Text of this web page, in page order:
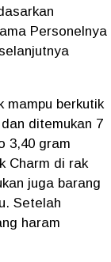
Personelnya
mampu berkutik
ditemukan 7
3,40 gram
Charm di rak
juga barang
Setelah
haram